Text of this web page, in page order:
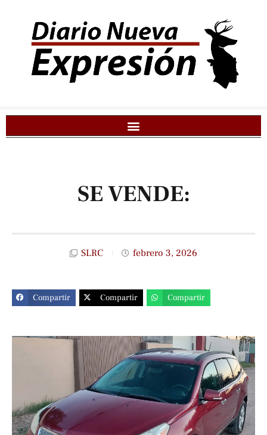
SE VENDE:
SLRC febrero 3, 2026
Compartir Compartir Compartir